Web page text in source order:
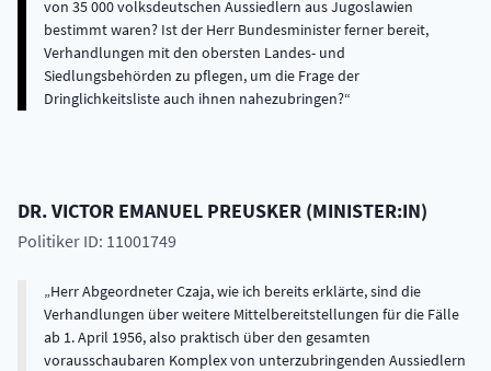
von 35 000 volksdeutschen Aussiedlern aus Jugoslawien
bestimmt waren? Ist der Herr Bundesminister ferner bereit,
Verhandlungen mit den obersten Landes- und
Siedlungsbehörden zu pflegen, um die Frage der
Dringlichkeitsliste auch ihnen nahezubringen?
DR.VICTOR EMANUEL PREUSKER (MINISTER:IN)
Politiker ID: 11001749
Herr Abgeordneter Czaja, wie ich bereits erklärte, sind die
Verhandlungen über weitere Mittelbereitstellungen für die Fälle
ab 1. April 1956, also praktisch über den gesamten
vorausschaubaren Komplex von unterzubringenden Aussiedlern